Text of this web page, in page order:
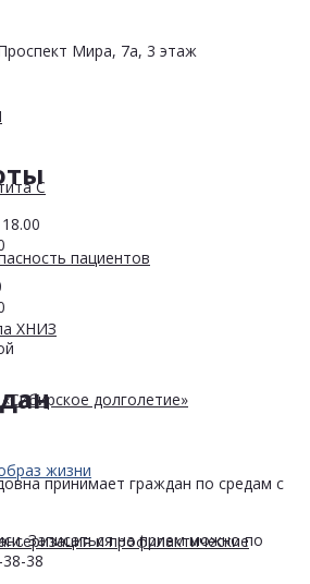
С
пациентов
ХНИЗ
долголетие»
жизни
и профилактические
Мира, 7а, 3 этаж
принимает граждан по средам с
Записаться на прием можно по
38